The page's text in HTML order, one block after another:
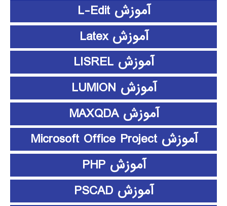
آموزش L-Edit
آموزش Latex
آموزش LISREL
آموزش LUMION
آموزش MAXQDA
آموزش Microsoft Office Project
آموزش PHP
آموزش PSCAD